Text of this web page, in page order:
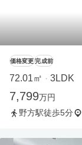
価格変更 完成前
72.01㎡ ・ 3LDK
7,799万円
野方駅徒歩5分